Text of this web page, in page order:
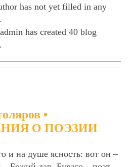
has not yet filled in any
has created 40 blog
•
О ПОЭЗИИ
и на душе ясность: вот он –